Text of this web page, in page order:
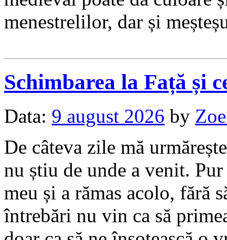
menestrelilor, dar și
Schimbarea la Față și
Data: 9 august 2026 by
De câteva zile mă
nu știu de unde a venit.
meu și a rămas acolo, fără
întrebări nu vin ca să